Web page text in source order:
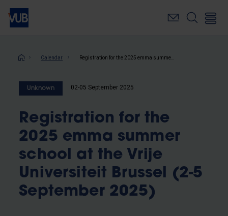
Skip
main
Breadcrumb
Calendar
Unknown 02-05 September 2025
Registration for the
2025 emma summer
school at the Vrije
Universiteit Brussel (2-5
September 2025)